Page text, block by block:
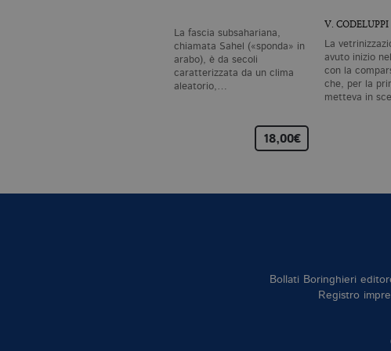
La fascia subsahariana,
chiamata Sahel («sponda» in
arabo), è da secoli
caratterizzata da un clima
aleatorio,…
18,00€
V. CODELUPPI
La
avuto inizio
con la
che, per la
metteva in
Bollati Boringhieri
Registro